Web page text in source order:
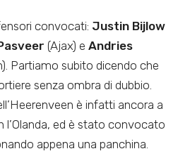
convocati: Justin Bijlow
(Ajax) e Andries
Partiamo subito dicendo che
senza ombra di dubbio.
è infatti ancora a
ed è stato convocato
appena una panchina.